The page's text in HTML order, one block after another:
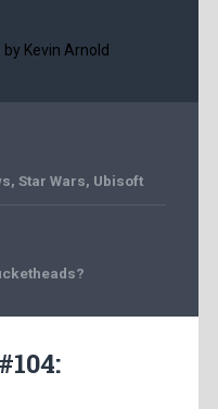
Kevin Arnold
, Star Wars, Ubisoft
#104: